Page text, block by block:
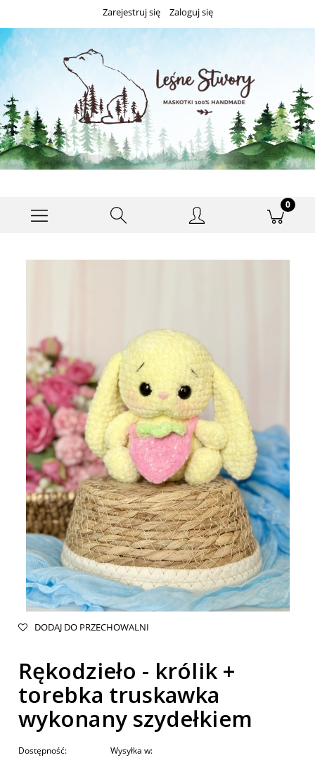
Zarejestruj się Zaloguj się
DODAJ DO PRZECHOWALNI
Rękodzieło - królik +
torebka truskawka
wykonany szydełkiem
Dostępność:
Wysyłka w: